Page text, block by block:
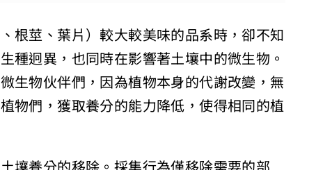
根莖、葉片）較大較美味的品系時，卻不知
迥異，也同時在影響著土壤中的微生物。
生物伙伴們，因為植物本身的代謝改變，無
物們，獲取養分的能力降低，使得相同的植